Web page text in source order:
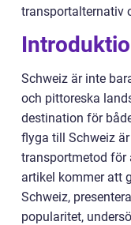
transportalternativ
Schweiz är inte
och pittoreska
destination för
flyga till Schweiz
transportmetod för
artikel kommer att
Schweiz,
popularitet,